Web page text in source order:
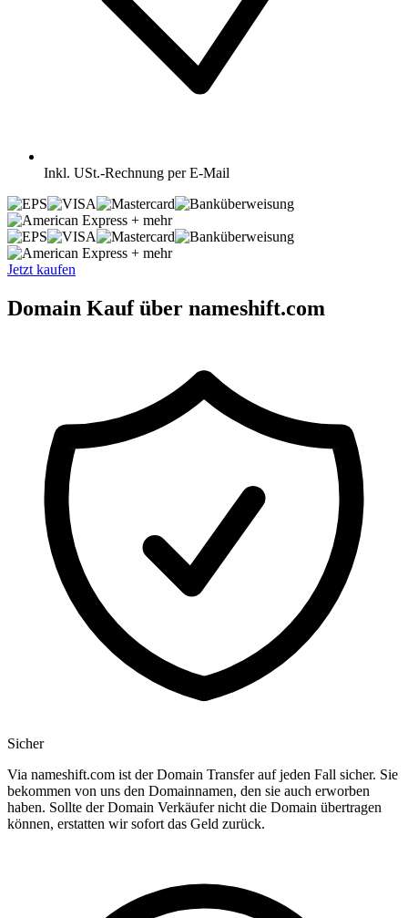
Inkl. USt.-Rechnung per E-Mail
+ mehr
+ mehr
Jetzt kaufen
Domain Kauf über nameshift.com
Sicher
Via nameshift.com ist der Domain Transfer auf jeden Fall sicher. Sie
bekommen von uns den Domainnamen, den sie auch erworben
haben. Sollte der Domain Verkäufer nicht die Domain übertragen
können, erstatten wir sofort das Geld zurück.